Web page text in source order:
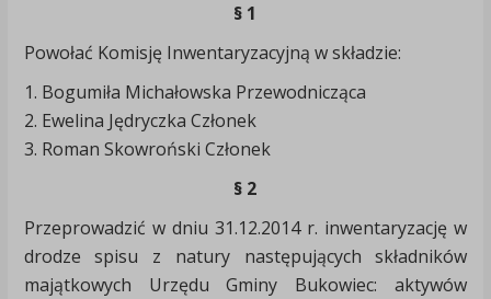
§ 1
Powołać Komisję Inwentaryzacyjną w składzie:
1. Bogumiła Michałowska Przewodnicząca
2. Ewelina Jędryczka Członek
3. Roman Skowroński Członek
§ 2
Przeprowadzić w dniu 31.12.2014 r. inwentaryzację w
drodze spisu z natury następujących składników
majątkowych Urzędu Gminy Bukowiec: aktywów